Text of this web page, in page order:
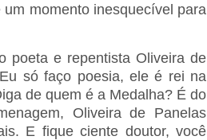
momento inesquecível para
poeta e repentista Oliveira de
só faço poesia, ele é rei na
de quem é a Medalha? É do
Oliveira de Panelas
E fique ciente doutor, você